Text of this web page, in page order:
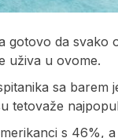
gotovo da
uživa u ovome.
sa
tetovaže
s 46%,